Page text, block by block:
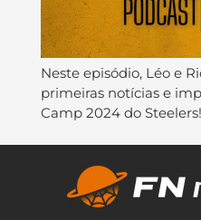
Neste episódio, Léo e
primeiras notícias e
Camp 2024 do Steelers!